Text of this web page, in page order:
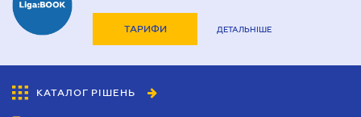
ТАРИФИ ДЕТАЛЬНІШЕ
КАТАЛОГ РІШЕНЬ